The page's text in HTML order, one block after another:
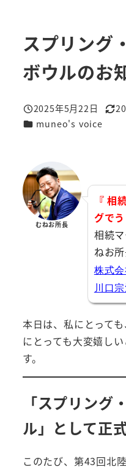
スプリング
ボウルのお
投稿日
2025年5月22日
更新
カテゴリー
muneo's voice
むねお所長
『 相
グでう
相続
ねお所
株式
川口
本日は、私にとって
にとっても大変嬉し
す。
「スプリング
ル」として正
このたび、第43回北